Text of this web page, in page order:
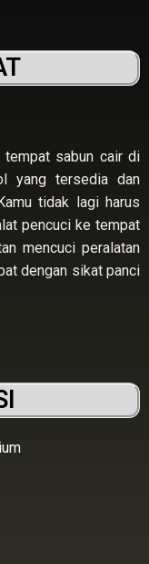
sabun cair di
yang tersedia dan
tidak lagi harus
pencuci ke tempat
mencuci peralatan
dengan sikat panci